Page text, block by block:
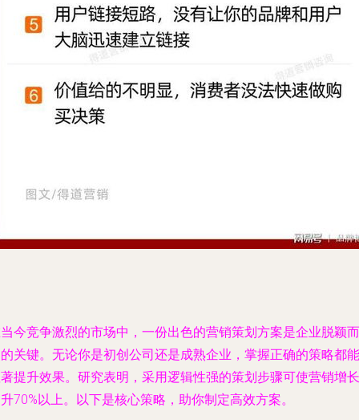
今竞争激烈的市场中，一份出色的营销策划方案是企业脱颖而
关键。无论你是初创公司还是成熟企业，掌握正确的策略都能
提升效果。研究表明，采用逻辑性强的策划步骤可使营销增长
70%以上。以下是核心策略，助你制定高效方案。